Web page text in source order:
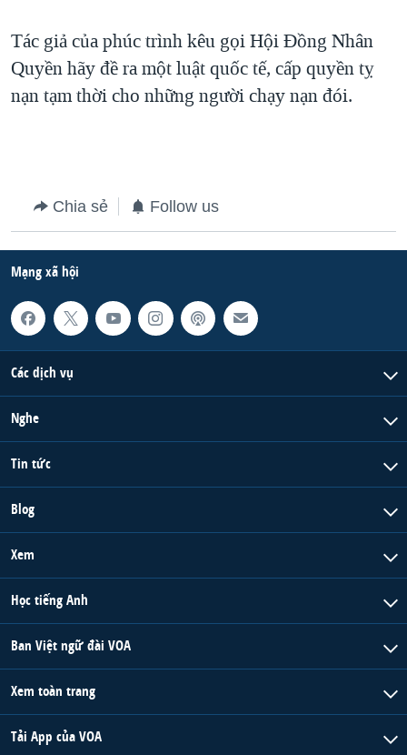
Tác giả của phúc trình kêu gọi Hội Đồng Nhân
Quyền hãy đề ra một luật quốc tế, cấp quyền tỵ
nạn tạm thời cho những người chạy nạn đói.
Chia sẻ Follow us
Mạng xã hội
Các dịch vụ
Nghe
Tin tức
Blog
Xem
Học tiếng Anh
Ban Việt ngữ đài VOA
Xem toàn trang
Tải App của VOA